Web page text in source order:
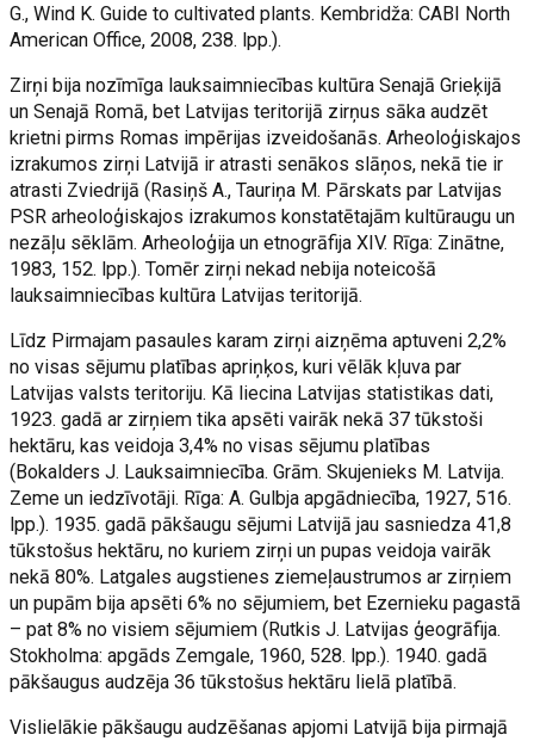
G., Wind K. Guide to cultivated plants. Kembridža: CABI North
American Office, 2008, 238. lpp.).
Zirņi bija nozīmīga lauksaimniecības kultūra Senajā Grieķijā
un Senajā Romā, bet Latvijas teritorijā zirņus sāka audzēt
krietni pirms Romas impērijas izveidošanās. Arheoloģiskajos
izrakumos zirņi Latvijā ir atrasti senākos slāņos, nekā tie ir
atrasti Zviedrijā (Rasiņš A., Tauriņa M. Pārskats par Latvijas
PSR arheoloģiskajos izrakumos konstatētajām kultūraugu un
nezāļu sēklām. Arheoloģija un etnogrāfija XIV. Rīga: Zinātne,
1983, 152. lpp.). Tomēr zirņi nekad nebija noteicošā
lauksaimniecības kultūra Latvijas teritorijā.
Līdz Pirmajam pasaules karam zirņi aizņēma aptuveni 2,2%
no visas sējumu platības apriņķos, kuri vēlāk kļuva par
Latvijas valsts teritoriju. Kā liecina Latvijas statistikas dati,
1923. gadā ar zirņiem tika apsēti vairāk nekā 37 tūkstoši
hektāru, kas veidoja 3,4% no visas sējumu platības
(Bokalders J. Lauksaimniecība. Grām. Skujenieks M. Latvija.
Zeme un iedzīvotāji. Rīga: A. Gulbja apgādniecība, 1927, 516.
lpp.). 1935. gadā pākšaugu sējumi Latvijā jau sasniedza 41,8
tūkstošus hektāru, no kuriem zirņi un pupas veidoja vairāk
nekā 80%. Latgales augstienes ziemeļaustrumos ar zirņiem
un pupām bija apsēti 6% no sējumiem, bet Ezernieku pagastā
– pat 8% no visiem sējumiem (Rutkis J. Latvijas ģeogrāfija.
Stokholma: apgāds Zemgale, 1960, 528. lpp.). 1940. gadā
pākšaugus audzēja 36 tūkstošus hektāru lielā platībā.
Vislielākie pākšaugu audzēšanas apjomi Latvijā bija pirmajā